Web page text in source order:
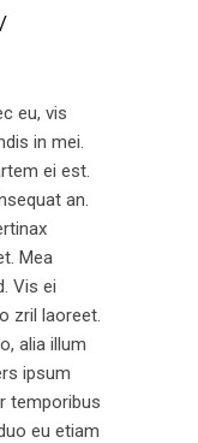
eu, vis
in mei.
ei est.
an.
Mea
Vis ei
zril laoreet.
alia illum
ipsum
temporibus
eu etiam